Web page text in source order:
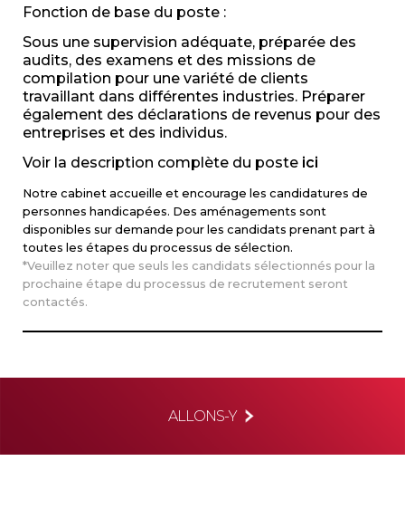
Fonction de base du poste :
Sous une supervision adéquate, préparée des
audits, des examens et des missions de
compilation pour une variété de clients
travaillant dans différentes industries. Préparer
également des déclarations de revenus pour des
entreprises et des individus.
Voir la description complète du poste ici
Notre cabinet accueille et encourage les candidatures de
personnes handicapées. Des aménagements sont
disponibles sur demande pour les candidats prenant part à
toutes les étapes du processus de sélection.
*Veuillez noter que seuls les candidats sélectionnés pour la
prochaine étape du processus de recrutement seront
contactés.
ALLONS-Y